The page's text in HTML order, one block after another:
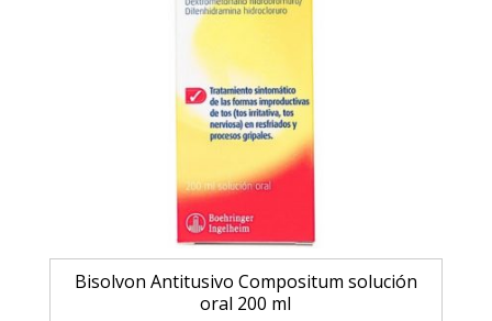
Bisolvon Antitusivo Compositum solución
oral 200 ml